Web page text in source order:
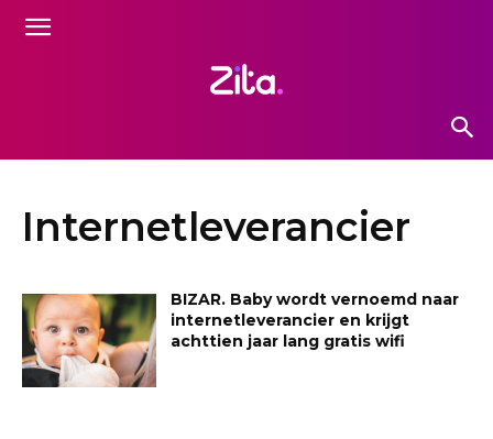
Internetleverancier
BIZAR. Baby wordt vernoemd naar
internetleverancier en krijgt
achttien jaar lang gratis wifi